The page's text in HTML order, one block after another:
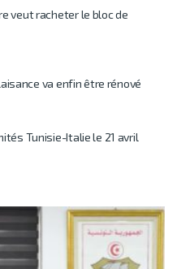
veut racheter le bloc de
va enfin être rénové
Tunisie-Italie le 21 avril